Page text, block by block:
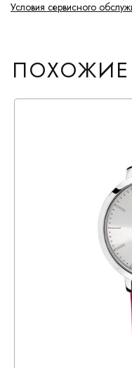
Условия сервисного
ПОХОЖИЕ